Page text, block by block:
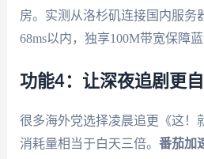
房。实测从洛杉矶连接国内服务
68ms以内，独享100M带宽保障蓝
功能4：让深夜追剧更
很多海外党选择凌晨追更《这！
消耗量相当于白天三倍。 番茄加